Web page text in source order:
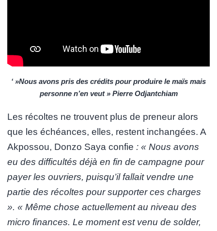
‘ »Nous avons pris des crédits pour produire le maïs mais
personne n’en veut » Pierre Odjantchiam
Les récoltes ne trouvent plus de preneur alors
que les échéances, elles, restent inchangées. A
Akpossou, Donzo Saya confie : « Nous avons
eu des difficultés déjà en fin de campagne pour
payer les ouvriers, puisqu’il fallait vendre une
partie des récoltes pour supporter ces charges
». « Même chose actuellement au niveau des
micro finances. Le moment est venu de solder,